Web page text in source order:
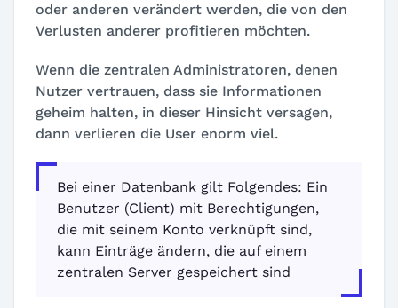
oder anderen verändert werden, die von den
Verlusten anderer profitieren möchten.
Wenn die zentralen Administratoren, denen
Nutzer vertrauen, dass sie Informationen
geheim halten, in dieser Hinsicht versagen,
dann verlieren die User enorm viel.
Bei einer Datenbank gilt Folgendes: Ein
Benutzer (Client) mit Berechtigungen,
die mit seinem Konto verknüpft sind,
kann Einträge ändern, die auf einem
zentralen Server gespeichert sind